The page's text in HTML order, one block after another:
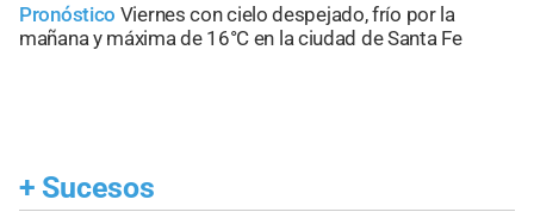
Pronóstico Viernes con cielo despejado, frío por la
mañana y máxima de 16°C en la ciudad de Santa Fe
+ Sucesos